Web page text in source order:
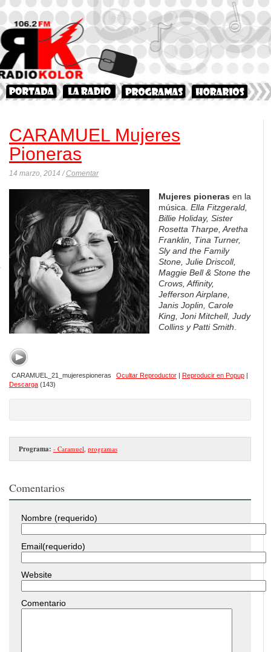
CARAMUEL Mujeres
Pioneras
14 marzo, 2014 /Comentar
Mujeres pioneras en la
música. Ella Fitzgerald,
Billie Holiday, Sister
Rosetta Tharpe, Aretha
Franklin, Tina Turner,
Sly and the Family
Stone, Julie Driscoll,
Maggie Bell & Stone the
Crows, Affinity,
Jefferson Airplane,
Janis Joplin, Carole
King, Joni Mitchell, Judy
Collins y Patti Smith
CARAMUEL_21_mujerespioneras Ocultar Reproductor| Reproducir en Popup|
Descarga (143)
Programa: - Caramuel programas
Comentarios
Nombre (requerido)
Email(requerido)
Website
Comentario